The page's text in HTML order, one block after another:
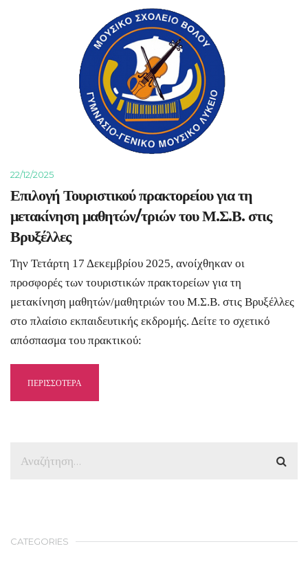
22/12/2025
Επιλογή Τουριστικού πρακτορείου για τη
μετακίνηση μαθητών/τριών του Μ.Σ.Β. στις
Βρυξέλλες
Την Τετάρτη 17 Δεκεμβρίου 2025, ανοίχθηκαν οι
προσφορές των τουριστικών πρακτορείων για τη
μετακίνηση μαθητών/μαθητριών του Μ.Σ.Β. στις Βρυξέλλες
στο πλαίσιο εκπαιδευτικής εκδρομής. Δείτε το σχετικό
απόσπασμα του πρακτικού:
ΠΕΡΙΣΣΟΤΕΡΑ
CATEGORIES